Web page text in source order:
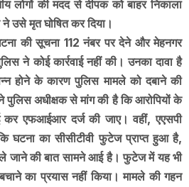
लोगों की मदद से दीपक को बाहर निकाला
उसे मृत घोषित कर दिया।
की सूचना 112 नंबर पर देने और मेहनगर
ने कोई कार्रवाई नहीं की। उनका दावा है
होने के कारण पुलिस मामले को दबाने की
पुलिस अधीक्षक से मांग की है कि आरोपियों के
कर एफआईआर दर्ज की जाए। वहीं, एएसपी
घटना का सीसीटीवी फुटेज प्राप्त हुआ है,
जाने की बात सामने आई है। फुटेज में यह भी
का प्रयास नहीं किया। मामले की गहन